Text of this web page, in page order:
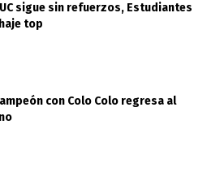
sigue sin refuerzos, Estudiantes
top
con Colo Colo regresa al